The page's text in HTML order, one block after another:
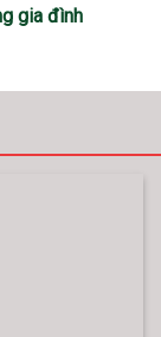
gia đình